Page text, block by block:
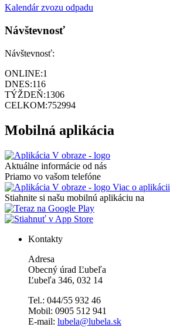
Kalendár zvozu odpadu
Návštevnosť
Návštevnosť:
ONLINE:1
DNES:116
TÝŽDEŇ:1306
CELKOM:752994
Mobilná aplikácia
Aktuálne informácie od nás
Priamo vo vašom telefóne
Viac o aplikácii
Stiahnite si našu mobilnú aplikáciu na
Kontakty
Adresa
Obecný úrad Ľubeľa
Ľubeľa 346, 032 14
Tel.: 044/55 932 46
Mobil: 0905 512 941
E-mail: lubela@lubela.sk